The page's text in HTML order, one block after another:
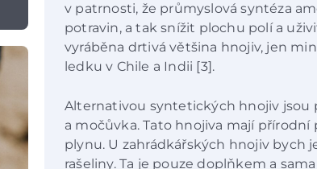
v patrnosti, že průmyslová syntéza
potravin, a tak snížit plochu polí a
vyráběna drtivá většina hnojiv, jen
ledku v Chile a Indii [3].
Alternativou syntetických hnojiv jsou
a močůvka. Tato hnojiva mají
plynu. U zahrádkářských hnojiv
rašeliny. Ta je pouze doplňkem a